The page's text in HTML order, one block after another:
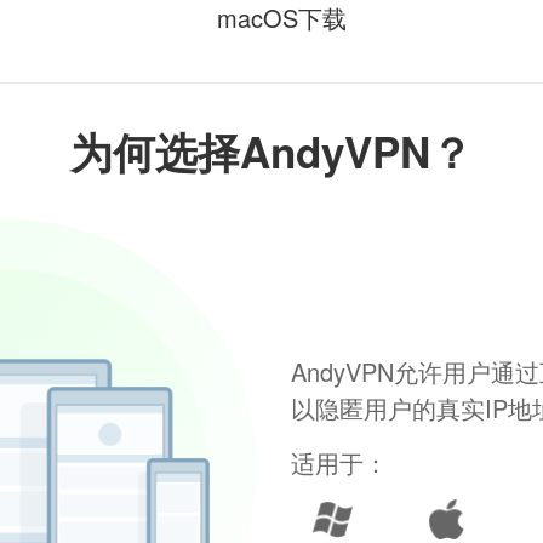
为何选择AndyVPN？
AndyVPN允许用户通
以隐匿用户的真实IP
适用于：
macOS下载